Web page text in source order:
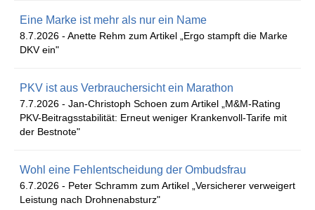
Eine Marke ist mehr als nur ein Name
8.7.2026 - Anette Rehm zum Artikel „Ergo stampft die Marke
DKV ein"
PKV ist aus Verbrauchersicht ein Marathon
7.7.2026 - Jan-Christoph Schoen zum Artikel „M&M-Rating
PKV-Beitragsstabilität: Erneut weniger Krankenvoll-Tarife mit
der Bestnote"
Wohl eine Fehlentscheidung der Ombudsfrau
6.7.2026 - Peter Schramm zum Artikel „Versicherer verweigert
Leistung nach Drohnenabsturz"